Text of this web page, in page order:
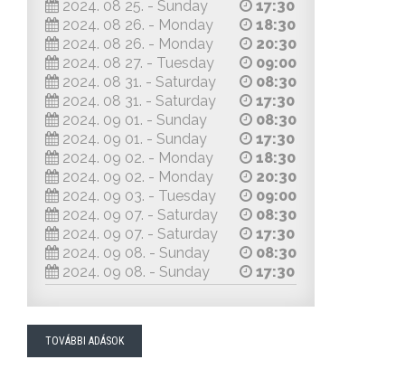
2024. 08 25. - Sunday
17:30
2024. 08 26. - Monday
18:30
2024. 08 26. - Monday
20:30
2024. 08 27. - Tuesday
09:00
2024. 08 31. - Saturday
08:30
2024. 08 31. - Saturday
17:30
2024. 09 01. - Sunday
08:30
2024. 09 01. - Sunday
17:30
2024. 09 02. - Monday
18:30
2024. 09 02. - Monday
20:30
2024. 09 03. - Tuesday
09:00
2024. 09 07. - Saturday
08:30
2024. 09 07. - Saturday
17:30
2024. 09 08. - Sunday
08:30
2024. 09 08. - Sunday
17:30
TOVÁBBI ADÁSOK